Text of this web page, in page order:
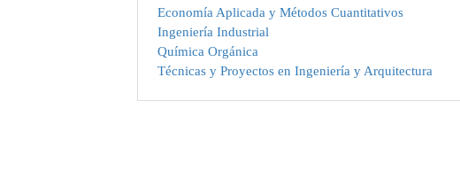
Economía Aplicada y Métodos Cuantitativos
Ingeniería Industrial
Química Orgánica
Técnicas y Proyectos en Ingeniería y Arquitectura